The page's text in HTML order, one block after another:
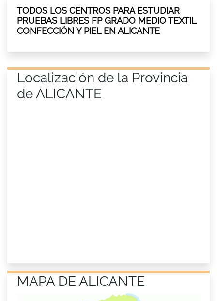
TODOS LOS CENTROS PARA ESTUDIAR
PRUEBAS LIBRES FP GRADO MEDIO TEXTIL
CONFECCIÓN Y PIEL EN ALICANTE
Localización de la Provincia
de ALICANTE
MAPA DE ALICANTE